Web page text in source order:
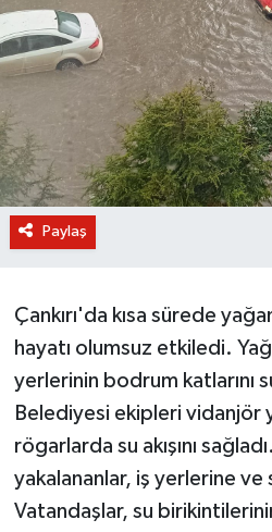
Paylaş
Çankırı'da kısa sürede
hayatı olumsuz etkiledi.
yerlerinin bodrum katlarını
Belediyesi ekipleri vidanjör
rögarlarda su akışını
yakalananlar, iş yerlerine ve
Vatandaşlar, su
OTOMOBİL
KURUMSAL